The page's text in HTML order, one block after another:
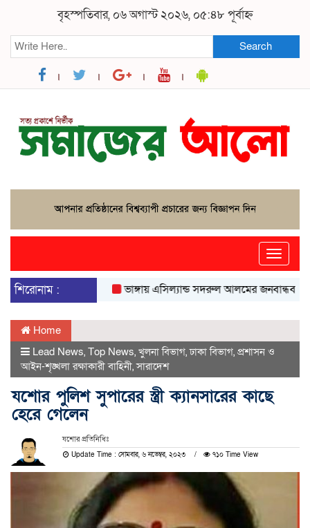
বৃহস্পতিবার, ০৬ অগাস্ট ২০২৬, ০৫:৪৮ পূর্বাহ্ন
Search
Toggle
শিরোনাম :
ভাঙ্গায় এসিল্যান্ড সদরুল আলমের জনবান্ধব
Home
Lead News, Top News, খুলনা বিভাগ,ঢাকা বিভাগ, প্রশাসন ও
আইন-শৃঙ্খলা রক্ষাকারী বাহিনী,সারাদেশ
যশোর পুলিশ সুপারের স্ত্রী ক্যানসারের কাছে
হেরে গেলেন
যশোর প্রতিনিধিঃ
Update Time : সোমবার, ৬ নভেম্বর, ২০২৩ ৭১০ Time View